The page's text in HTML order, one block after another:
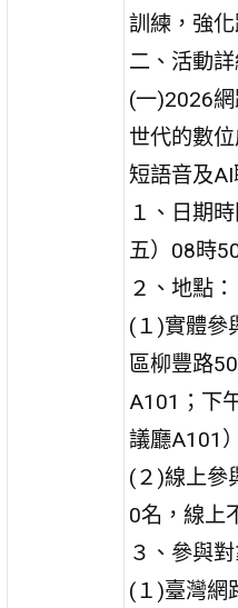
訓練，強
二、活動詳
(一)2026
世代的數
短語音及AI
１、日期
五）08時
２、地點：
(１)實體參
區柳豐路
A101；下
議廳A101
(２)線上參
0名，線上
３、參與對
(１)臺灣網